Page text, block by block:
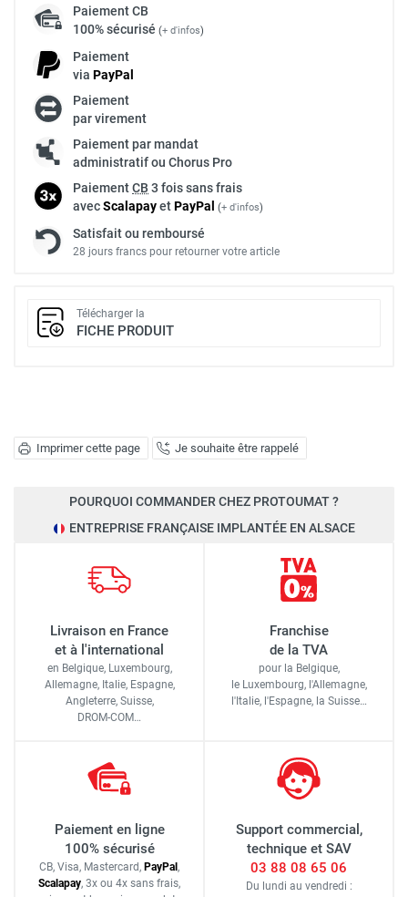
Imprimer cette page Je souhaite être rappelé
PaiementCB
100% sécurisé (+ d'infos)
Paiement
via PayPal
Paiement
par virement
Paiement par mandat
administratif ou Chorus Pro
PaiementCB 3 fois sans frais
avecScalapayetPayPal (+ d'infos)
Satisfait ou remboursé
28 jours francs pour retourner votre article
Télécharger la
FICHE PRODUIT
POURQUOI COMMANDER CHEZ PROTOUMAT ?
ENTREPRISE FRANÇAISE IMPLANTÉE EN ALSACE
Livraison en France
et à l'international
en Belgique, Luxembourg,
Allemagne, Italie, Espagne,
Angleterre, Suisse,
DROM-COM…
Franchise
de la TVA
pour la Belgique,
le Luxembourg, l'Allemagne,
l'Italie, l'Espagne, la Suisse…
Paiement en ligne
100% sécurisé
CB, Visa, Mastercard, PayPal ,
Scalapay, 3x ou 4x sans frais,
Support commercial,
technique et SAV
03 88 08 65 06
Du lundi au vendredi :